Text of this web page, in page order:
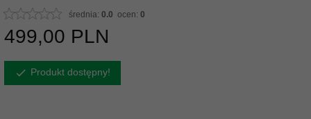
średnia: 0.0 ocen: 0
499,00 PLN
Produkt dostępny!